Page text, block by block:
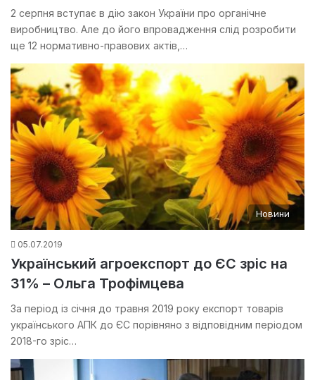
2 серпня вступає в дію закон України про органічне
виробництво. Але до його впровадження слід розробити
ще 12 нормативно-правових актів,…
Новини
05.07.2019
Український агроекспорт до ЄС зріс на
31% – Ольга Трофімцева
За період із січня до травня 2019 року експорт товарів
українського АПК до ЄС порівняно з відповідним періодом
2018-го зріс…